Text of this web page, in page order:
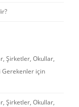
Şirketler, Okullar,
Gerekenler için
Şirketler, Okullar,